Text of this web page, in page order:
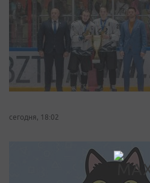
сегодня, 18:02